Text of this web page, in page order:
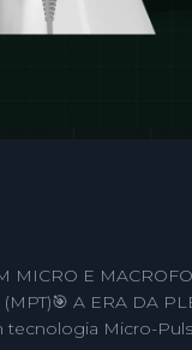
MICRO E
A ERA DA
Micro-